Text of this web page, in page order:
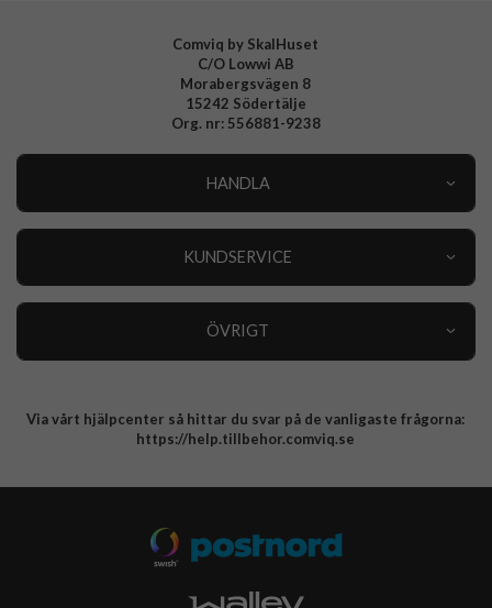
Comviq by SkalHuset
C/O Lowwi AB
Morabergsvägen 8
15242 Södertälje
Org. nr: 556881-9238
HANDLA
KUNDSERVICE
ÖVRIGT
Integritetspolicy
Via vårt hjälpcenter så hittar du svar på de vanligaste frågorna:
https://help.tillbehor.comviq.se